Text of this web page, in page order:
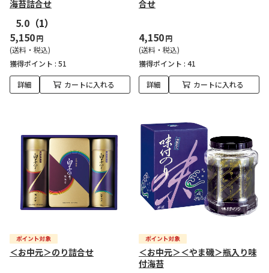
海苔詰合せ
5.0 （1）
5,150円
(送料・税込)
獲得ポイント : 51
詳細 カートに入れる
合せ
4,150円
(送料・税込)
獲得ポイント : 41
詳細 カートに入れる
＜お中元＞のり詰合せ
＜お中元＞＜やま磯＞瓶入り味
付海苔